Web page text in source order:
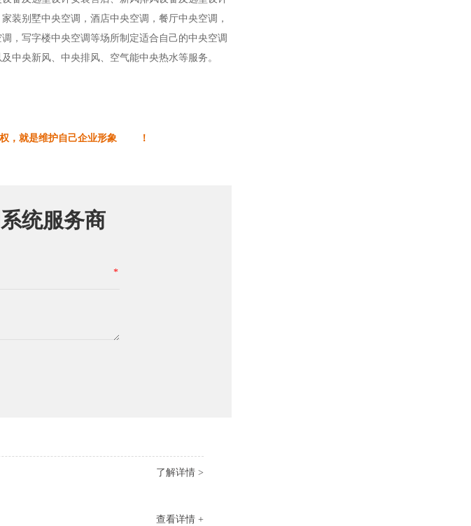
装别墅中央空调，酒店中央空调，餐厅中央空调，
，写字楼中央空调等场所制定适合自己的中央空调
及中央新风、中央排风、空气能中央热水等服务。
权，就是维护自己企业形象 ！
统服务商
*
了解详情 >
查看详情 +